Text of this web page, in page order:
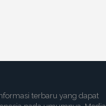
terbaru yang dapat